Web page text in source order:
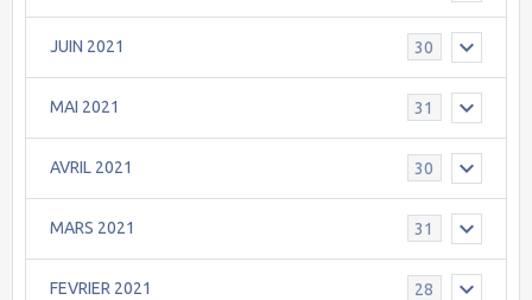
JUIN 2021 30
MAI 2021 31
AVRIL 2021 30
MARS 2021 31
FEVRIER 2021 28